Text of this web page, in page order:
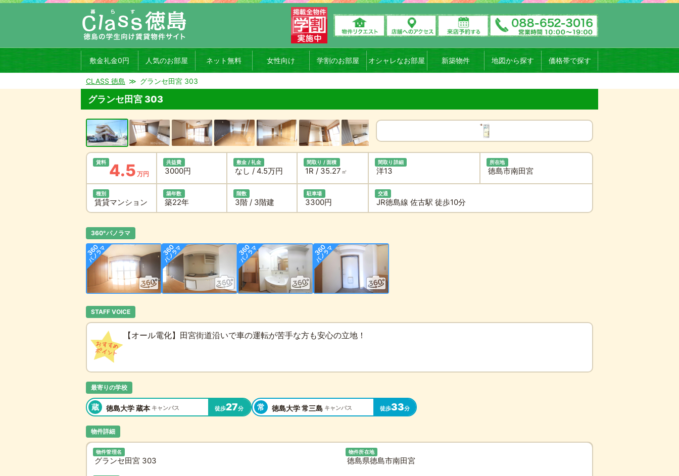
敷金礼金0円 人気のお部屋 ネット無料 女性向け 学割のお部屋 オシャレなお部屋 新築物件 地図から探す 価格帯で探す
CLASS 徳島 グランセ田宮 303
グランセ田宮 303
賃料 4.5 万円
共益費
3000円
敷金 / 礼金
なし / 4.5万円
間取り / 面積
1R / 35.27 ㎡
間取り詳細
洋13
所在地
徳島市南田宮
種別
賃貸マンション
築年数
築22年
階数
3階 / 3階建
駐車場
3300円
交通
JR徳島線 佐古駅 徒歩10分
360°パノラマ
STAFF VOICE
【オール電化】田宮街道沿いで車の運転が苦手な方も安心の立地！
最寄りの学校
蔵 徳島大学 蔵本 キャンパス 徒歩27分 常 徳島大学 常三島 キャンパス 徒歩33分
物件詳細
物件管理名
グランセ田宮 303
物件所在地
徳島県徳島市南田宮